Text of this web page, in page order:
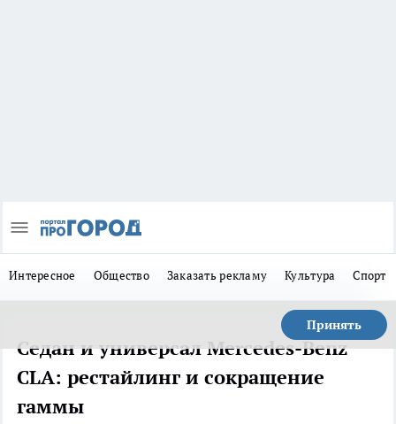
Интересное Общество Заказать рекламу Культура Спорт
Принять
Седан и универсал Mercedes-Benz
CLA: рестайлинг и сокращение
гаммы